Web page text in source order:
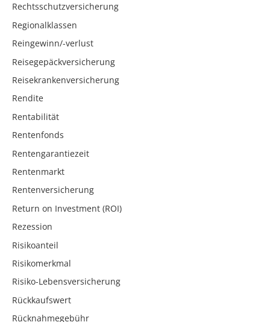
Rechtsschutzversicherung
Regionalklassen
Reingewinn/-verlust
Reisegepäckversicherung
Reisekrankenversicherung
Rendite
Rentabilität
Rentenfonds
Rentengarantiezeit
Rentenmarkt
Rentenversicherung
Return on Investment (ROI)
Rezession
Risikoanteil
Risikomerkmal
Risiko-Lebensversicherung
Rückkaufswert
Rücknahmegebühr